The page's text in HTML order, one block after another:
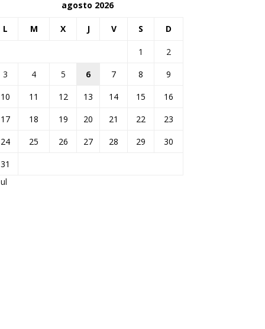
agosto 2026
L M X J V S D
1
2
3
4 5 6 7 8
9
10
11 12 13 14 15
16
17
18 19 20 21 22
23
24
25 26 27 28 29
30
31